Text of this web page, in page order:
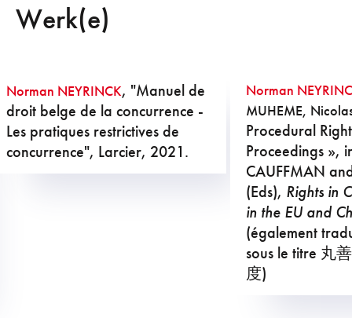
Werk(e)
Norman NEYRINCK, "Manuel de
droit belge de la concurrence -
Les pratiques restrictives de
concurrence", Larcier, 2021.
Norman
MUHEME,
Procedural
Proceedings »,
CAUFFMAN
(Eds), Rights in
in the EU and
(également
sous le titre 丸
度)